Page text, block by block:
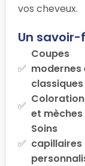
vos cheveux.
Un
Coupes
modernes
classiques
et mèches
Soins
capillaires